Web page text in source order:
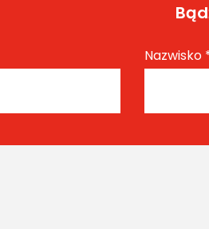
Nazwisko